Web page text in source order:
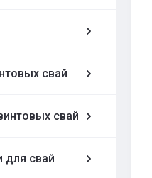
свай
свай
для свай